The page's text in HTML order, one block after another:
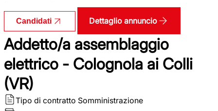
Candidati Dettaglio annuncio
Addetto/a assemblaggio
elettrico - Colognola ai Colli
(VR)
Tipo di contratto Somministrazione